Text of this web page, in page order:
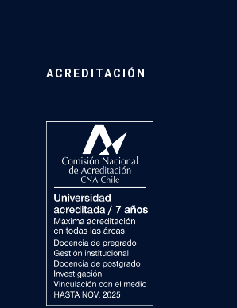
ACREDITACIÓN